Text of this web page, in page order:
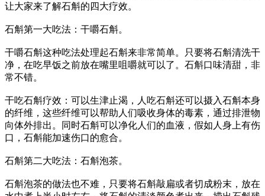
让大家来了解石斛的四大疗效。
石斛第一大吃法：干嚼石斛。
干嚼石斛这种吃法处理起石斛来非常简单。只要将石斛清洗干
净，在吃早饭之前放在嘴里咀嚼就可以了。石斛口味清甜，非
常不错。
干吃石斛疗效：可以生津止渴，人吃石斛还可以摄入石斛本身
的纤维，这些纤维可以帮助人们吸收身体的毒素，通过排泄物
向体外排出。同时石斛可以净化人们的血液，假如人身上有伤
口，石斛能加速伤口的愈合。
石斛第二大吃法：石斛泡茶。
石斛泡茶的做法也不难，只要将石斛敲扁或者切成粉末，放在